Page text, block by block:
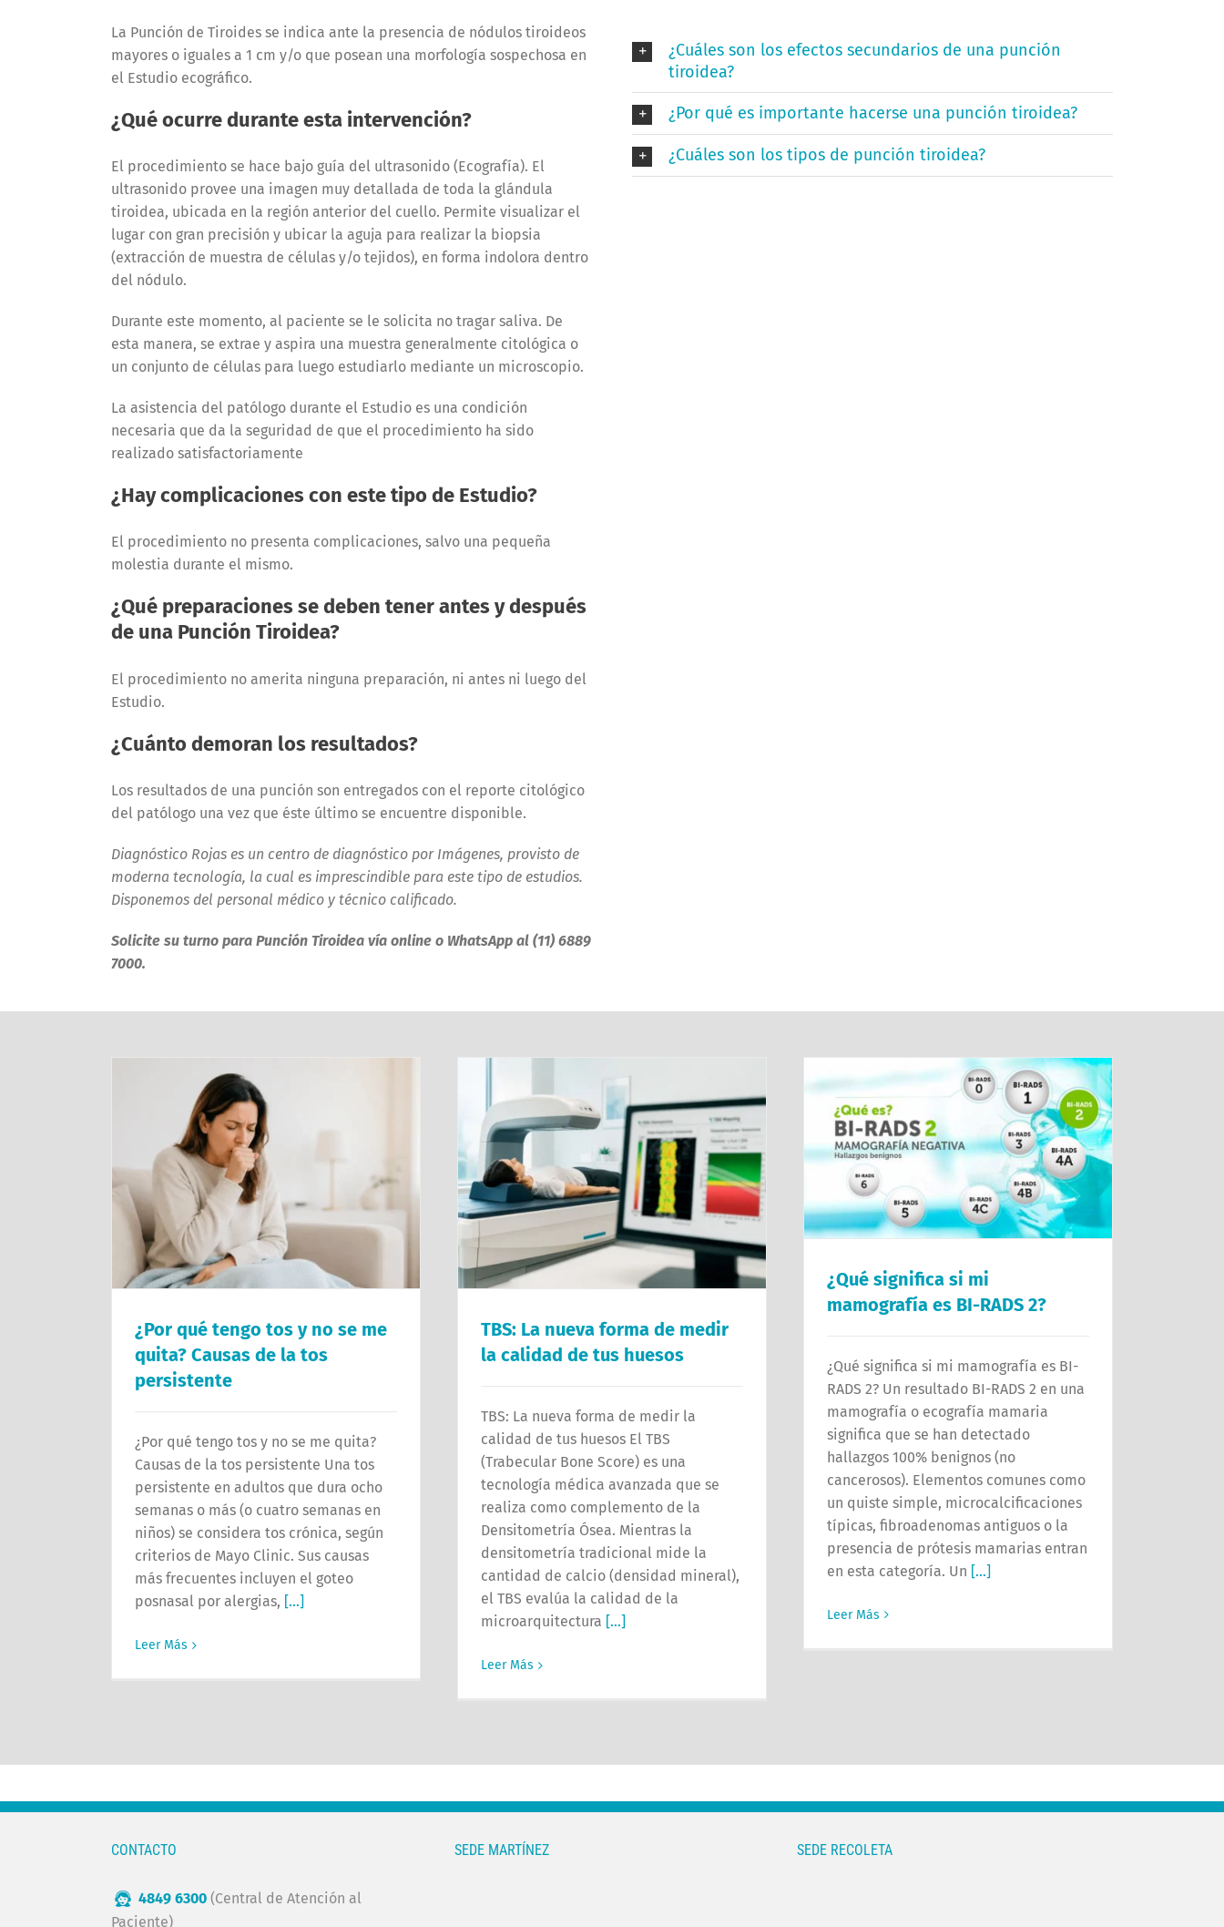
La Punción de Tiroides se indica ante la presencia de nódulos tiroideos
mayores o iguales a 1 cm y/o que posean una morfología sospechosa en
el Estudio ecográfico.
¿Qué ocurre durante esta intervención?
El procedimiento se hace bajo guía del ultrasonido (Ecografía). El
ultrasonido provee una imagen muy detallada de toda la glándula
tiroidea, ubicada en la región anterior del cuello. Permite visualizar el
lugar con gran precisión y ubicar la aguja para realizar la biopsia
(extracción de muestra de células y/o tejidos), en forma indolora dentro
del nódulo.
Durante este momento, al paciente se le solicita no tragar saliva. De
esta manera, se extrae y aspira una muestra generalmente citológica o
un conjunto de células para luego estudiarlo mediante un microscopio.
La asistencia del patólogo durante el Estudio es una condición
necesaria que da la seguridad de que el procedimiento ha sido
realizado satisfactoriamente
¿Hay complicaciones con este tipo de Estudio?
El procedimiento no presenta complicaciones, salvo una pequeña
molestia durante el mismo.
¿Qué preparaciones se deben tener antes y después
de una Punción Tiroidea?
El procedimiento no amerita ninguna preparación, ni antes ni luego del
Estudio.
¿Cuánto demoran los resultados?
Los resultados de una punción son entregados con el reporte citológico
del patólogo una vez que éste último se encuentre disponible.
Diagnóstico Rojas es un centro de diagnóstico por Imágenes, provisto de
moderna tecnología, la cual es imprescindible para este tipo de estudios.
Disponemos del personal médico y técnico calificado.
Solicite su turno para Punción Tiroidea vía online o WhatsApp al (11) 6889
7000.
¿Cuáles son los efectos secundarios de una punción
tiroidea?
¿Por qué es importante hacerse una punción tiroidea?
¿Cuáles son los tipos de punción tiroidea?
¿Por qué tengo tos y no se me
quita? Causas de la tos
persistente
¿Por qué tengo tos y no se me quita?
Causas de la tos persistente Una tos
persistente en adultos que dura ocho
semanas o más (o cuatro semanas en
niños) se considera tos crónica, según
criterios de Mayo Clinic. Sus causas
más frecuentes incluyen el goteo
posnasal por alergias, [...]
Leer Más
TBS: La nueva forma de medir
la calidad de tus huesos
TBS: La nueva forma de medir la
calidad de tus huesos El TBS
(Trabecular Bone Score) es una
tecnología médica avanzada que se
realiza como complemento de la
Densitometría Ósea. Mientras la
densitometría tradicional mide la
cantidad de calcio (densidad mineral),
el TBS evalúa la calidad de la
microarquitectura [...]
Leer Más
¿Qué significa si mi
mamografía es BI-RADS 2?
¿Qué significa si mi mamografía es BI-
RADS 2? Un resultado BI-RADS 2 en una
mamografía o ecografía mamaria
significa que se han detectado
hallazgos 100% benignos (no
cancerosos). Elementos comunes como
un quiste simple, microcalcificaciones
típicas, fibroadenomas antiguos o la
presencia de prótesis mamarias entran
en esta categoría. Un [...]
Leer Más
CONTACTO
4849 6300 (Central de Atención al
Paciente)
SEDE MARTÍNEZ SEDE RECOLETA